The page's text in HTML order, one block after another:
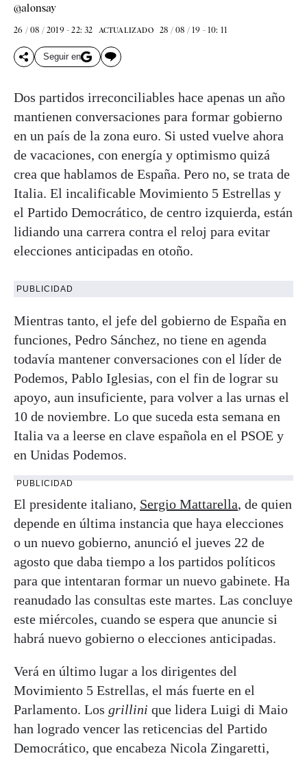
@alonsay
26 / 08 / 2019 - 22: 32 ACTUALIZADO 28 / 08 / 19 - 10: 11
Seguir en
Dos partidos irreconciliables hace apenas un año
mantienen conversaciones para formar gobierno
en un país de la zona euro. Si usted vuelve ahora
de vacaciones, con energía y optimismo quizá
crea que hablamos de España. Pero no, se trata de
Italia. El incalificable Movimiento 5 Estrellas y
el Partido Democrático, de centro izquierda, están
lidiando una carrera contra el reloj para evitar
elecciones anticipadas en otoño.
PUBLICIDAD
Mientras tanto, el jefe del gobierno de España en
funciones, Pedro Sánchez, no tiene en agenda
todavía mantener conversaciones con el líder de
Podemos, Pablo Iglesias, con el fin de lograr su
apoyo, aun insuficiente, para volver a las urnas el
10 de noviembre. Lo que suceda esta semana en
Italia va a leerse en clave española en el PSOE y
en Unidas Podemos.
PUBLICIDAD
El presidente italiano, Sergio Mattarella, de quien
depende en última instancia que haya elecciones
o un nuevo gobierno, anunció el jueves 22 de
agosto que daba tiempo a los partidos políticos
para que intentaran formar un nuevo gabinete. Ha
reanudado las consultas este martes. Las concluye
este miércoles, cuando se espera que anuncie si
habrá nuevo gobierno o elecciones anticipadas.
Verá en último lugar a los dirigentes del
Movimiento 5 Estrellas, el más fuerte en el
Parlamento. Los grillini que lidera Luigi di Maio
han logrado vencer las reticencias del Partido
Democrático, que encabeza Nicola Zingaretti,